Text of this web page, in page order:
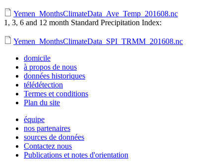
Yemen_MonthsClimateData_Ave_Temp_201608.nc
1, 3, 6 and 12 month Standard Precipitation Index:
Yemen_MonthsClimateData_SPI_TRMM_201608.nc
domicile
à propos de nous
données historiques
télédétection
Termes et conditions
Plan du site
équipe
nos partenaires
sources de données
Contactez nous
Publications et notes d'orientation